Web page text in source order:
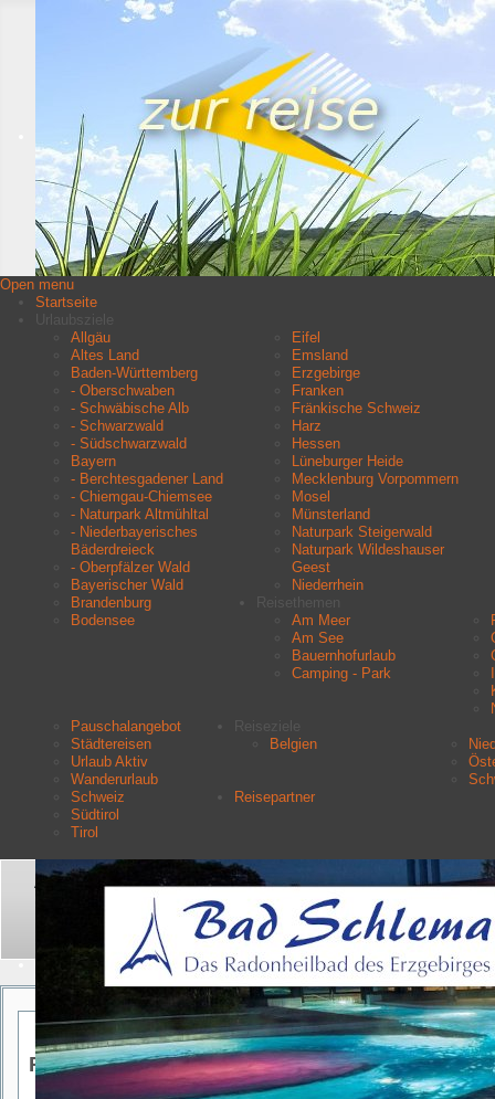
Open menu
Startseite
Allgäu
Altes Land
Baden-Württemberg
- Oberschwaben
- Schwäbische Alb
- Schwarzwald
- Südschwarzwald
Bayern
- Berchtesgadener Land
- Chiemgau-Chiemsee
- Naturpark Altmühltal
- Niederbayerisches
Bäderdreieck
- Oberpfälzer Wald
Bayerischer Wald
Brandenburg
Bodensee
Eifel
Emsland
Erzgebirge
Franken
Fränkische Schweiz
Harz
Hessen
Lüneburger Heide
Mecklenburg Vorpommern
Mosel
Münsterland
Naturpark Steigerwald
Naturpark Wildeshauser
Geest
Niederrhein
Am Meer
Am See
Bauernhofurlaub
Camping - Park
Pauschalangebot
Städtereisen
Urlaub Aktiv
Wanderurlaub
Belgien
Schweiz
Südtirol
Tirol
Reisepartner
Aktuelle Seite:Startseite Urlaubsziele Erzgebirge Pension Talblick
Suchen
Pension Talblick